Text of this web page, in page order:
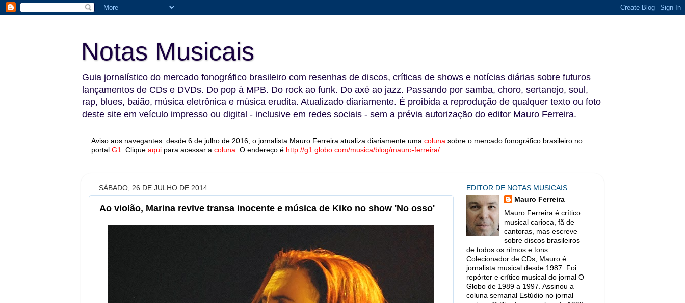
Notas Musicais
Guia jornalístico do mercado fonográfico brasileiro com resenhas de discos, críticas de shows e notícias diárias sobre futuros
lançamentos de CDs e DVDs. Do pop à MPB. Do rock ao funk. Do axé ao jazz. Passando por samba, choro, sertanejo, soul,
rap, blues, baião, música eletrônica e música erudita. Atualizado diariamente. É proibida a reprodução de qualquer texto ou foto
deste site em veículo impresso ou digital - inclusive em redes sociais - sem a prévia autorização do editor Mauro Ferreira.
Aviso aos navegantes: desde 6 de julho de 2016, o jornalista Mauro Ferreira atualiza diariamente uma coluna sobre o mercado fonográfico brasileiro no
portal G1 Clique aqui para acessar a coluna O endereço é http://g1.globo.com/musica/blog/mauro-ferreira/
SÁBADO, 26 DE JULHO DE 2014
Ao violão, Marina revive transa inocente e música de Kiko no show 'No osso'
EDITOR DE NOTAS MUSICAIS
Mauro Ferreira
Mauro Ferreira é crítico
musical carioca, fã de
cantoras, mas escreve
sobre discos brasileiros
de todos os ritmos e tons.
Colecionador de CDs, Mauro é
jornalista musical desde 1987. Foi
repórter e crítico musical do jornal O
Globo de 1989 a 1997. Assinou a
coluna semanal Estúdio no jornal